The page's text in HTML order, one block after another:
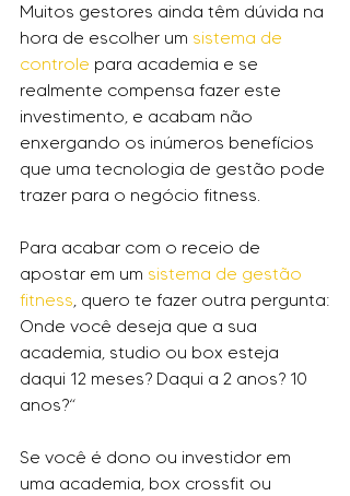
Muitos gestores ainda têm dúvida na
hora de escolher um sistema de
controle para academia e se
realmente compensa fazer este
investimento, e acabam não
enxergando os inúmeros benefícios
que uma tecnologia de gestão pode
trazer para o negócio fitness.
Para acabar com o receio de
apostar em um sistema de gestão
fitness, quero te fazer outra pergunta:
Onde você deseja que a sua
academia, studio ou box esteja
daqui 12 meses? Daqui a 2 anos? 10
anos?“
Se você é dono ou investidor em
uma academia, box crossfit ou